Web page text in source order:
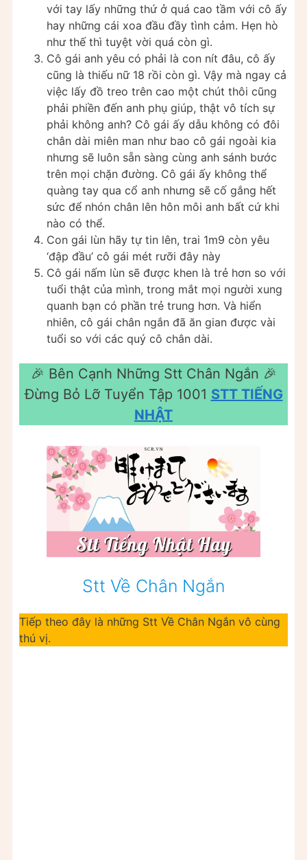
với tay lấy những thứ ở quá cao tầm với cô ấy
hay những cái xoa đầu đầy tình cảm. Hẹn hò
như thế thì tuyệt vời quá còn gì.
Cô gái anh yêu có phải là con nít đâu, cô ấy
cũng là thiếu nữ 18 rồi còn gì. Vậy mà ngay cả
việc lấy đồ treo trên cao một chút thôi cũng
phải phiền đến anh phụ giúp, thật vô tích sự
phải không anh? Cô gái ấy dẫu không có đôi
chân dài miên man như bao cô gái ngoài kia
nhưng sẽ luôn sẵn sàng cùng anh sánh bước
trên mọi chặn đường. Cô gái ấy không thể
quàng tay qua cổ anh nhưng sẽ cố gắng hết
sức để nhón chân lên hôn môi anh bất cứ khi
nào có thể.
Con gái lùn hãy tự tin lên, trai 1m9 còn yêu
‘đập đầu’ cô gái mét rưỡi đây này
Cô gái nấm lùn sẽ được khen là trẻ hơn so với
tuổi thật của mình, trong mắt mọi người xung
quanh bạn có phần trẻ trung hơn. Và hiển
nhiên, cô gái chân ngắn đã ăn gian được vài
tuổi so với các quý cô chân dài.
️🎉 Bên Cạnh Những Stt Chân Ngắn ️🎉
Đừng Bỏ Lỡ Tuyển Tập 1001 STT TIẾNG
NHẬT
Stt Về Chân Ngắn
Tiếp theo đây là những Stt Về Chân Ngắn vô cùng
thú vị.